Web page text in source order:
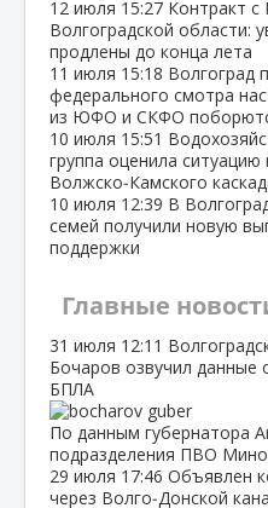
12 июля 15:27 Контракт
Волгоградской области:
продлены до конца лета
11 июля 15:18 Волгоград
федерального смотра
из ЮФО и СКФО
10 июля 15:51
группа оценила
Волжско‑Камского
10 июля 12:39 В
семей получили новую
поддержки
Главные
31 июля 12:11
Бочаров озвучил данные
БПЛА
По данным губернатора
подразделения ПВО
29 июля 17:46 Объявлен
через Волго‑Донской